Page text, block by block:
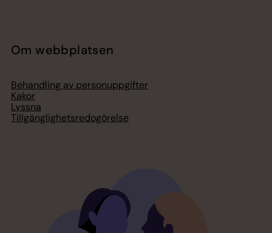
Om webbplatsen
Behandling av personuppgifter
Kakor
Lyssna
Tillgänglighetsredogörelse